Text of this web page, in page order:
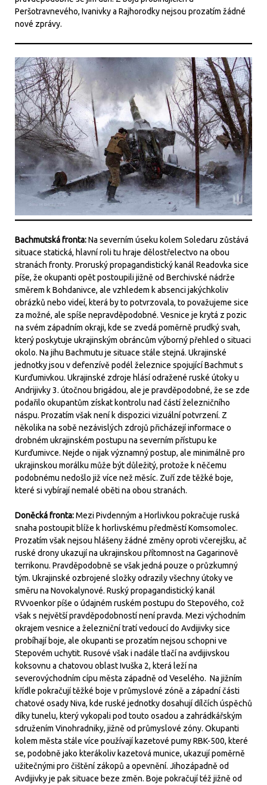
Peršotravnevého, Ivanivky a Rajhorodky nejsou prozatím žádné
nové zprávy.
Bachmutská fronta:Na severním úseku kolem Soledaru zůstává
situace statická, hlavní roli tu hraje dělostřelectvo na obou
stranách fronty. Proruský propagandistický kanál Readovka sice
píše, že okupanti opět postoupili jižně od Berchivské nádrže
směrem k Bohdanivce, ale vzhledem k absenci jakýchkoliv
obrázků nebo videí, která by to potvrzovala, to považujeme sice
za možné, ale spíše nepravděpodobné. Vesnice je krytá z pozic
na svém západním okraji, kde se zvedá poměrně prudký svah,
který poskytuje ukrajinským obráncům výborný přehled o situaci
okolo. Na jihu Bachmutu je situace stále stejná. Ukrajinské
jednotky jsou v defenzívě podél železnice spojující Bachmut s
Kurďumivkou. Ukrajinské zdroje hlásí odražené ruské útoky u
Andrijivky 3. útočnou brigádou, ale je pravděpodobné, že se zde
podařilo okupantům získat kontrolu nad částí železničního
náspu. Prozatím však není k dispozici vizuální potvrzení. Z
několika na sobě nezávislých zdrojů přicházejí informace o
drobném ukrajinském postupu na severním přístupu ke
Kurďumivce. Nejde o nijak významný postup, ale minimálně pro
ukrajinskou morálku může být důležitý, protože k něčemu
podobnému nedošlo již více než měsíc. Zuří zde těžké boje,
které si vybírají nemalé oběti na obou stranách.
Doněcká fronta:Mezi Pivdenným a Horlivkou pokračuje ruská
snaha postoupit blíže k horlivskému předměstí Komsomolec.
Prozatím však nejsou hlášeny žádné změny oproti včerejšku, ač
ruské drony ukazují na ukrajinskou přítomnost na Gagarinově
terrikonu. Pravděpodobně se však jedná pouze o průzkumný
tým. Ukrajinské ozbrojené složky odrazily všechny útoky ve
směru na Novokalynové. Ruský propagandistický kanál
RVvoenkor píše o údajném ruském postupu do Stepového, což
však s největší pravděpodobností není pravda. Mezi východním
okrajem vesnice a železniční tratí vedoucí do Avdijivky sice
probíhají boje, ale okupanti se prozatím nejsou schopni ve
Stepovém uchytit. Rusové však i nadále tlačí na avdijivskou
koksovnu a chatovou oblast Ivuška 2, která leží na
severovýchodním cípu města západně od Veselého. Na jižním
křídle pokračují těžké boje v průmyslové zóně a západní části
chatové osady Niva, kde ruské jednotky dosahují dílčích úspěchů
díky tunelu, který vykopali pod touto osadou a zahrádkářským
sdružením Vinohradniky, jižně od průmyslové zóny. Okupanti
kolem města stále více používají kazetové pumy RBK-500, které
se, podobně jako kterákoliv kazetová munice, ukazují poměrně
užitečnými pro čištění zákopů a opevnění. Jihozápadně od
Avdijivky je pak situace beze změn. Boje pokračují též jižně od